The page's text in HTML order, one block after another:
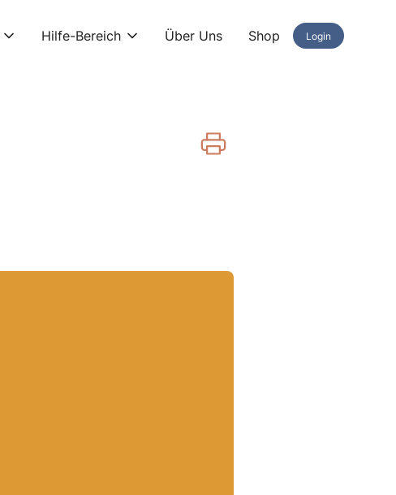
Hilfe-Bereich Über Uns Shop Login